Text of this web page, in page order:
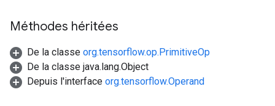
Méthodes héritées
De la classe org.tensorflow.op.PrimitiveOp
De la classe java.lang.Object
Depuis l'interface org.tensorflow.Operand